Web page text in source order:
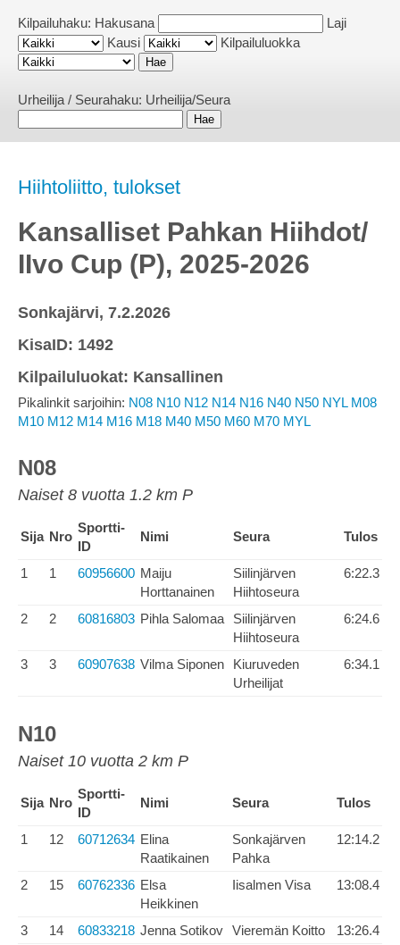
Kilpailuhaku: Hakusana
Laji
Kausi
Kilpailuluokka
Urheilija / Seurahaku: Urheilija/Seura
Hiihtoliitto, tulokset
Kansalliset Pahkan Hiihdot/
IIvo Cup (P), 2025-2026
Sonkajärvi, 7.2.2026
KisaID: 1492
Kilpailuluokat: Kansallinen
Pikalinkit sarjoihin: N08 N10 N12 N14 N16 N40 N50 NYL M08
M10 M12 M14 M16 M18 M40 M50 M60 M70 MYL
N08
Naiset 8 vuotta 1.2 km P
Sija Nro
Sportti-
ID
Nimi Seura Tulos
1 1 60956600 Maiju
Horttanainen
Siilinjärven
Hiihtoseura
6:22.3
2 2 60816803 Pihla Salomaa
Siilinjärven
Hiihtoseura
6:24.6
3 3 60907638 Vilma Siponen
Kiuruveden
Urheilijat
6:34.1
N10
Naiset 10 vuotta 2 km P
Sija Nro
Sportti-
ID
Nimi Seura Tulos
1 12 60712634 Elina
Raatikainen
Sonkajärven
Pahka
12:14.2
2 15 60762336 Elsa
Heikkinen
Iisalmen Visa 13:08.4
3 14 60833218 Jenna Sotikov Vieremän Koitto
13:26.4